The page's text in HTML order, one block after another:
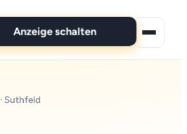
Anzeige schalten
· Suthfeld